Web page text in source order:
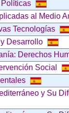
al Medio
Tecnologías
Desarrollo
Derechos
Social
y Su